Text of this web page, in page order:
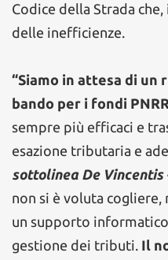
Codice della Strada
delle inefficienze.
“Siamo in attesa di un
bando per i fondi PNRR
sempre più efficaci e
esazione tributaria e
sottolinea De Vincentis
non si è voluta
un supporto
gestione dei tributi. Il